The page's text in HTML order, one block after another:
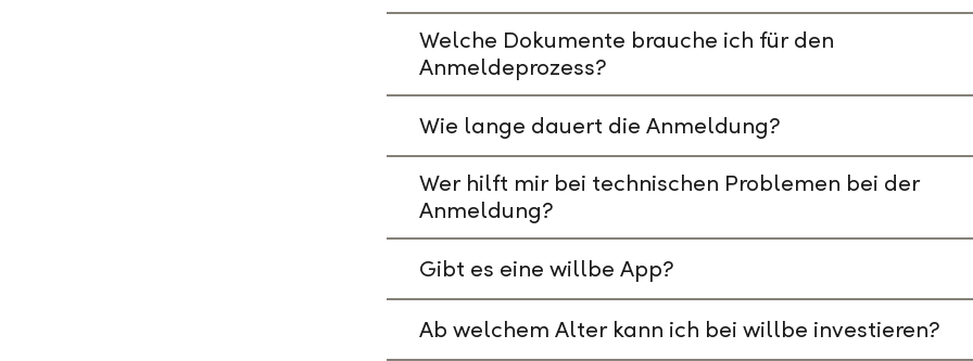
Welche Dokumente brauche ich für den
Anmeldeprozess?
Wie lange dauert die Anmeldung?
Wer hilft mir bei technischen Problemen bei der
Anmeldung?
Gibt es eine willbe App?
Ab welchem Alter kann ich bei willbe investieren?